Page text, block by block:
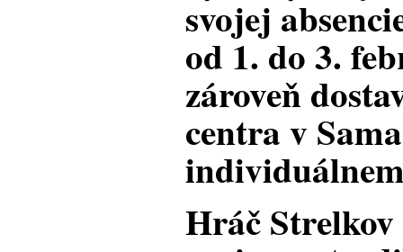
svojej
od 1. do 3.
zároveň
centra v
Hráč